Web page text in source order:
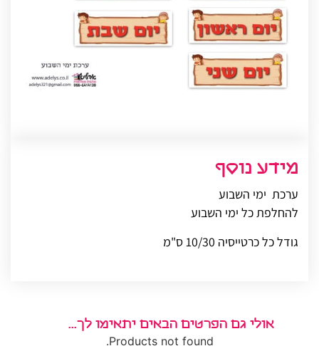
מידע נוסף
ערכת ימי השבוע
להחלפת כל ימי השבוע
גודל כל כרטייסיה 10/30 ס"מ
אולי גם הפרטים הבאים יתאימו לך...
Products not found.